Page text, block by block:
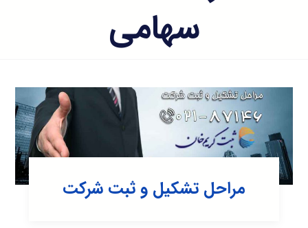
سهامی
مراحل تشکیل و ثبت شرکت